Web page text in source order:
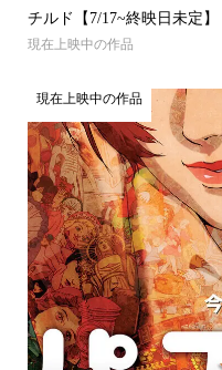
チルド【7/17~終映日未定】
現在上映中の作品
現在上映中の作品